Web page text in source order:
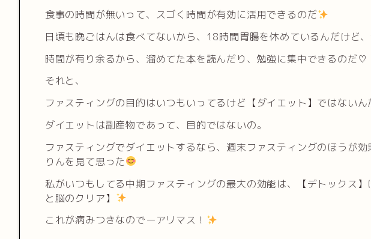
食事の時間が無いって、スゴく時間が有効に活用できるのだ
日頃も晩ごはんは食べてないから、18時間胃腸を休めているんだけど
時間が有り余るから、溜めてた本を読んだり、勉強に集中できるのだ♡
それと、
ファスティングの目的はいつもいってるけど【ダイエット】ではないん
ダイエットは副産物であって、目的ではないの。
ファスティングでダイエットするなら、週末ファスティングのほうが
りんを見て思った
私がいつもしてる中期ファスティングの最大の効能は、【デトックス
と脳のクリア】
これが病みつきなのでーアリマス！